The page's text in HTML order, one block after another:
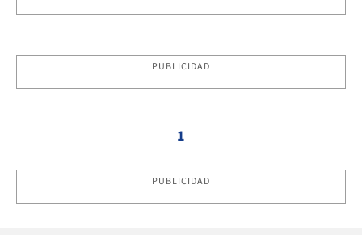
PUBLICIDAD
1
PUBLICIDAD